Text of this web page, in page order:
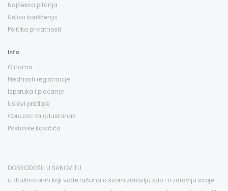
Najčešća pitanja
Uslovi korišćenja
Politika privatnosti
Info
O nama
Prednosti registracije
Isporuka i plaćanje
Uslovi prodaje
Obrazac za odustanak
Postavke kolačića
DOBRODOŠLI U SANOVITU
u društvo onih koji vode računa o svom zdravlju kao i o zdravlju svoje